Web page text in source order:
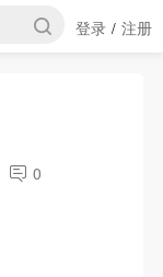
登录 / 注册
0